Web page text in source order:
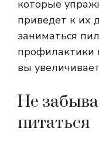
которые
приведет к их
заниматься
профилактики
вы
Не
питаться